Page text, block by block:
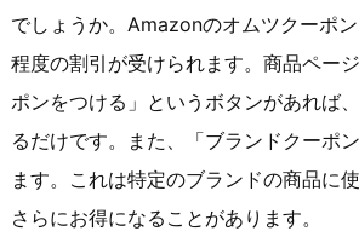
でしょうか。Amazonのオムツクーポ
程度の割引が受けられます。商品ペー
ポンをつける」というボタンがあれば
るだけです。また、「ブランドクーポ
ます。これは特定のブランドの商品に
さらにお得になることがあります。